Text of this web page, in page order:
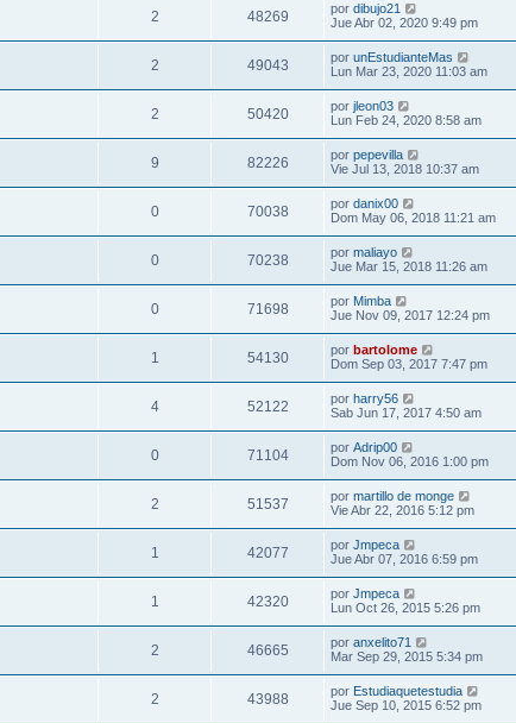
2 48269 por dibujo21
Jue Abr 02, 2020 9:49 pm
2 49043 por unEstudianteMas
Lun Mar 23, 2020 11:03 am
2 50420 por jleon03
Lun Feb 24, 2020 8:58 am
9 82226 por pepevilla
Vie Jul 13, 2018 10:37 am
0 70038 por danix00
Dom May 06, 2018 11:21 am
0 70238 por maliayo
Jue Mar 15, 2018 11:26 am
0 71698 por Mimba
Jue Nov 09, 2017 12:24 pm
1 54130 por bartolome
Dom Sep 03, 2017 7:47 pm
4 52122 por harry56
Sab Jun 17, 2017 4:50 am
0 71104 por Adrip00
Dom Nov 06, 2016 1:00 pm
2 51537 por martillo de monge
Vie Abr 22, 2016 5:12 pm
1 42077 por Jmpeca
Jue Abr 07, 2016 6:59 pm
1 42320 por Jmpeca
Lun Oct 26, 2015 5:26 pm
2 46665 por anxelito71
Mar Sep 29, 2015 5:34 pm
2 43988 por Estudiaquetestudia
Jue Sep 10, 2015 6:52 pm